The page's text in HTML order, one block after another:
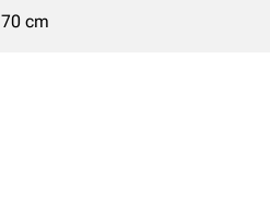
70 cm